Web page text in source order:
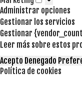
Marketing
Administrar opciones
Gestionar los servicios
Gestionar
Leer más sobre estos
Acepto Denegado
Política de cookies